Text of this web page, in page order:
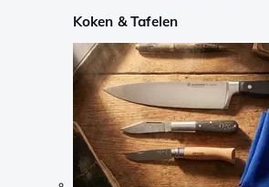
Koken & Tafelen